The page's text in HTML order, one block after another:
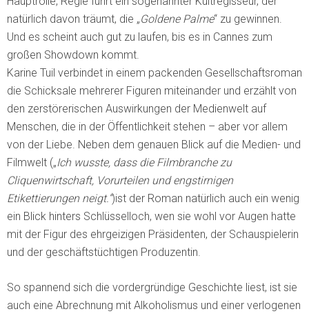
natürlich davon träumt, die „Goldene Palme“ zu gewinnen.
Und es scheint auch gut zu laufen, bis es in Cannes zum
großen Showdown kommt.
Karine Tuil verbindet in einem packenden Gesellschaftsroman
die Schicksale mehrerer Figuren miteinander und erzählt von
den zerstörerischen Auswirkungen der Medienwelt auf
Menschen, die in der Öffentlichkeit stehen – aber vor allem
von der Liebe. Neben dem genauen Blick auf die Medien- und
Filmwelt („Ich wusste, dass die Filmbranche zu
Cliquenwirtschaft, Vorurteilen und engstirnigen
Etikettierungen neigt.“)ist der Roman natürlich auch ein wenig
ein Blick hinters Schlüsselloch, wen sie wohl vor Augen hatte
mit der Figur des ehrgeizigen Präsidenten, der Schauspielerin
und der geschäftstüchtigen Produzentin.
So spannend sich die vordergründige Geschichte liest, ist sie
auch eine Abrechnung mit Alkoholismus und einer verlogenen